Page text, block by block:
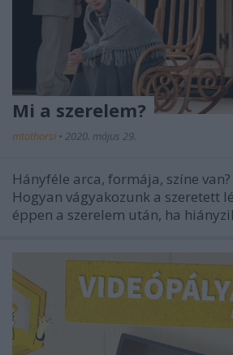
Mi a szerelem?
mtothorsi • 2020. május 29.
Hányféle arca, formája, színe van?
Hogyan vágyakozunk a szeretett
éppen a szerelem után, ha